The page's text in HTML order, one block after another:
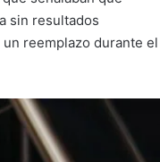
sin resultados
reemplazo durante el